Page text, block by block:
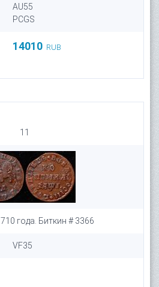
AU55
PCGS
14010 RUB
11
года. Биткин # 3366
VF35